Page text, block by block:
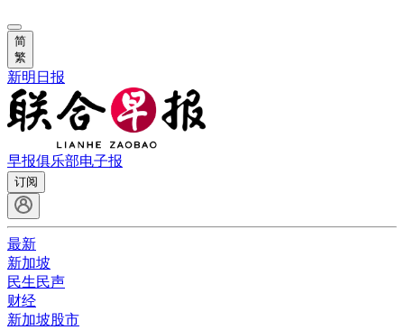
简
繁
新明日报
早报俱乐部电子报
订阅
最新
新加坡
民生民声
财经
新加坡股市